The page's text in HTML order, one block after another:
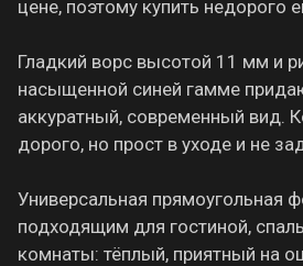
цене, поэтому купить недорого
Гладкий ворс высотой 11 мм и
насыщенной синей гамме
аккуратный, современный вид.
дорого, но прост в уходе и не
Универсальная прямоугольная
подходящим для гостиной,
комнаты: тёплый, приятный на